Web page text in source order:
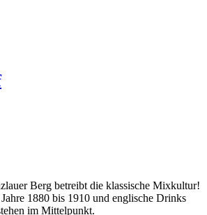
Berg betreibt die klassische Mixkultur!
1880 bis 1910 und englische Drinks
im Mittelpunkt.